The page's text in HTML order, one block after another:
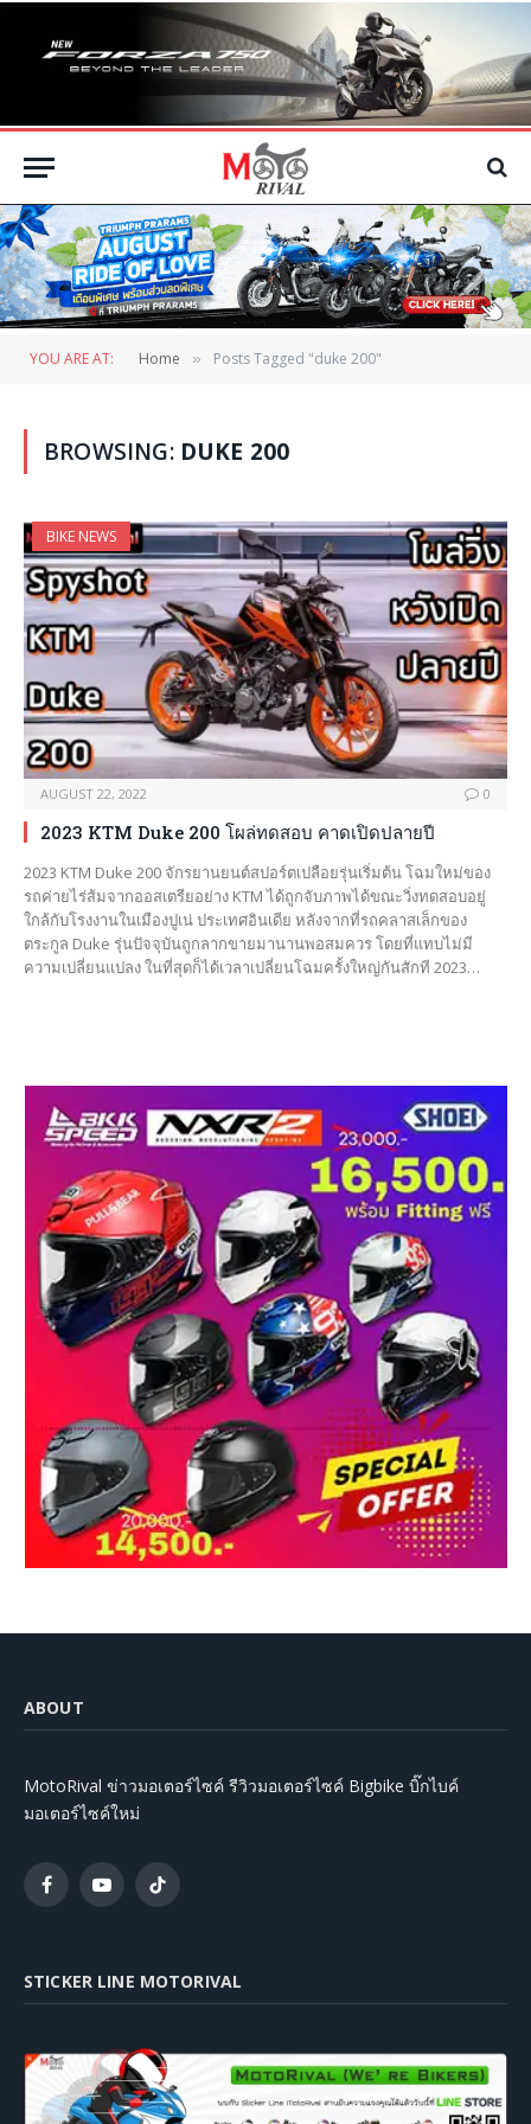
YOU ARE AT: Home » Posts Tagged "duke 200"
BROWSING: DUKE 200
BIKE NEWS
AUGUST 22, 2022 0
2023 KTM Duke 200 โผล่ทดสอบ คาดเปิดปลายปี
2023 KTM Duke 200 จักรยานยนต์สปอร์ตเปลือยรุ่นเริ่มต้น โฉมใหม่ของ
รถค่ายไร่ส้มจากออสเตรียอย่าง KTM ได้ถูกจับภาพได้ขณะวิ่งทดสอบอยู่
ใกล้กับโรงงานในเมืองปูเน่ ประเทศอินเดีย หลังจากที่รถคลาสเล็กของ
ตระกูล Duke รุ่นปัจจุบันถูกลากขายมานานพอสมควร โดยที่แทบไม่มี
ความเปลี่ยนแปลง ในที่สุดก็ได้เวลาเปลี่ยนโฉมครั้งใหญ่กันสักที 2023…
ABOUT
MotoRival ข่าวมอเตอร์ไซค์ รีวิวมอเตอร์ไซค์ Bigbike บิ๊กไบค์
มอเตอร์ไซค์ใหม่
FacebookYouTubeTikTok
STICKER LINE MOTORIVAL